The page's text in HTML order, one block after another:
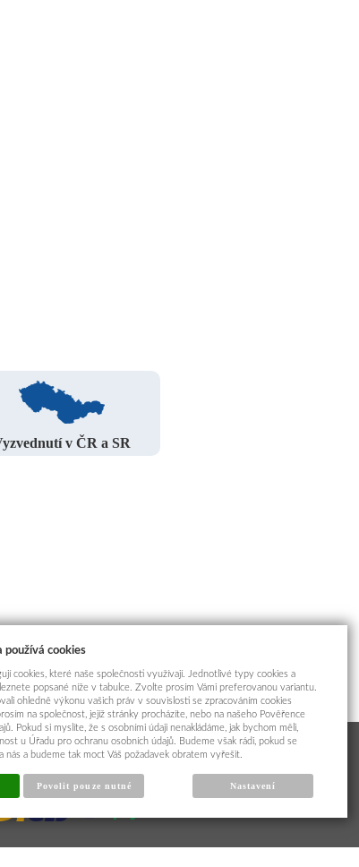
v ČR a SR
používá cookies
cookies, které naše společnosti využívají. Jednotlivé typy cookies a
popsané níže v tabulce. Zvolte prosím Vámi preferovanou variantu.
ohledně výkonu vašich práv v souvislosti se zpracováním cookies
na společnost, jejíž stránky procházíte, nebo na našeho Pověřence
Pokud si myslíte, že s osobními údaji nenakládáme, jak bychom měli,
u Úřadu pro ochranu osobních údajů. Budeme však rádi, pokud se
nás a budeme tak moct Váš požadavek obratem vyřešit.
Povolit pouze nutné Nastavení